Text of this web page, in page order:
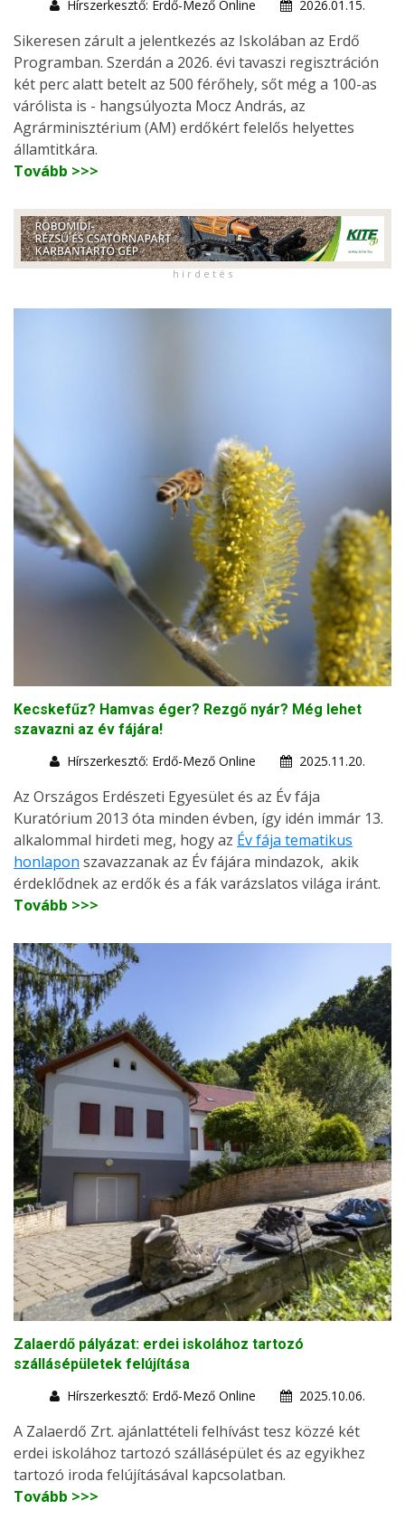
Hírszerkesztő: Erdő-Mező Online
2026.01.15.
Sikeresen zárult a jelentkezés az Iskolában az Erdő
Programban. Szerdán a 2026. évi tavaszi regisztráción
két perc alatt betelt az 500 férőhely, sőt még a 100-as
várólista is - hangsúlyozta Mocz András, az
Agrárminisztérium (AM) erdőkért felelős helyettes
államtitkára.
Tovább >>>
h i r d e t é s
Kecskefűz? Hamvas éger? Rezgő nyár? Még lehet
szavazni az év fájára!
Hírszerkesztő: Erdő-Mező Online
2025.11.20.
Az Országos Erdészeti Egyesület és az Év fája
Kuratórium 2013 óta minden évben, így idén immár 13.
alkalommal hirdeti meg, hogy az Év fája tematikus
honlapon szavazzanak az Év fájára mindazok, akik
érdeklődnek az erdők és a fák varázslatos világa iránt.
Tovább >>>
Zalaerdő pályázat: erdei iskolához tartozó
szállásépületek felújítása
Hírszerkesztő: Erdő-Mező Online
2025.10.06.
A Zalaerdő Zrt. ajánlattételi felhívást tesz közzé két
erdei iskolához tartozó szállásépület és az egyikhez
tartozó iroda felújításával kapcsolatban.
Tovább >>>